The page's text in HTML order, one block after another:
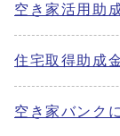
空き家活用助
住宅取得助成
空き家バンク